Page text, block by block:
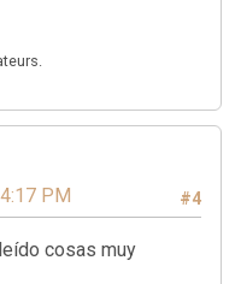
#4
PM
cosas muy